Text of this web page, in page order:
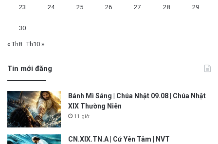
23 24 25 26 27 28 29
30
« Th8 Th10 »
Tin mới đăng
Bánh Mì Sáng | Chúa Nhật 09.08 | Chúa Nhật
XIX Thường Niên
11 giờ
CN.XIX.TN.A | Cứ Yên Tâm | NVT